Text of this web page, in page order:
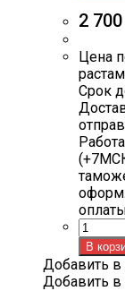
2
Цена
Срок
товара
HONDA
CR-
В
Добавить в
Добавить в